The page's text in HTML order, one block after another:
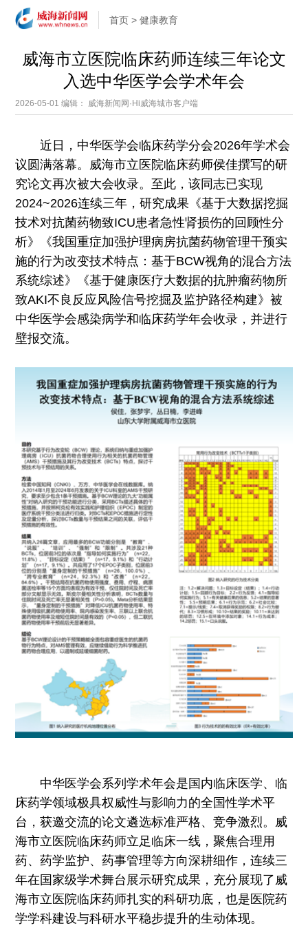
首页 >健康教育
威海市立医院临床药师连续三年论文
入选中华医学会学术年会
2026-05-01编辑： 威海新闻网·Hi威海城市客户端
近日，中华医学会临床药学分会2026年学术会
议圆满落幕。威海市立医院临床药师侯佳撰写的研
究论文再次被大会收录。至此，该同志已实现
2024~2026连续三年，研究成果《基于大数据挖掘
技术对抗菌药物致ICU患者急性肾损伤的回顾性分
析》《我国重症加强护理病房抗菌药物管理干预实
施的行为改变技术特点：基于BCW视角的混合方法
系统综述》《基于健康医疗大数据的抗肿瘤药物所
致AKI不良反应风险信号挖掘及监护路径构建》被
中华医学会感染病学和临床药学年会收录，并进行
壁报交流。
中华医学会系列学术年会是国内临床医学、临
床药学领域极具权威性与影响力的全国性学术平
台，获邀交流的论文遴选标准严格、竞争激烈。威
海市立医院临床药师立足临床一线，聚焦合理用
药、药学监护、药事管理等方向深耕细作，连续三
年在国家级学术舞台展示研究成果，充分展现了威
海市立医院临床药师扎实的科研功底，也是医院药
学学科建设与科研水平稳步提升的生动体现。